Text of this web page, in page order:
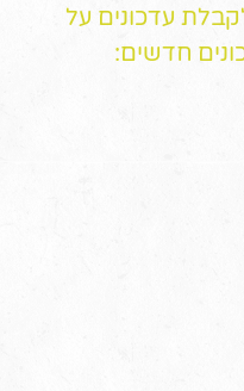
עדכונים על
חדשים: